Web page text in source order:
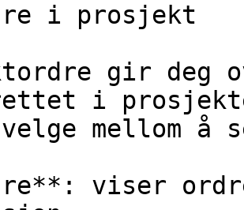
i prosjekt
gir deg
i
mellom å
viser